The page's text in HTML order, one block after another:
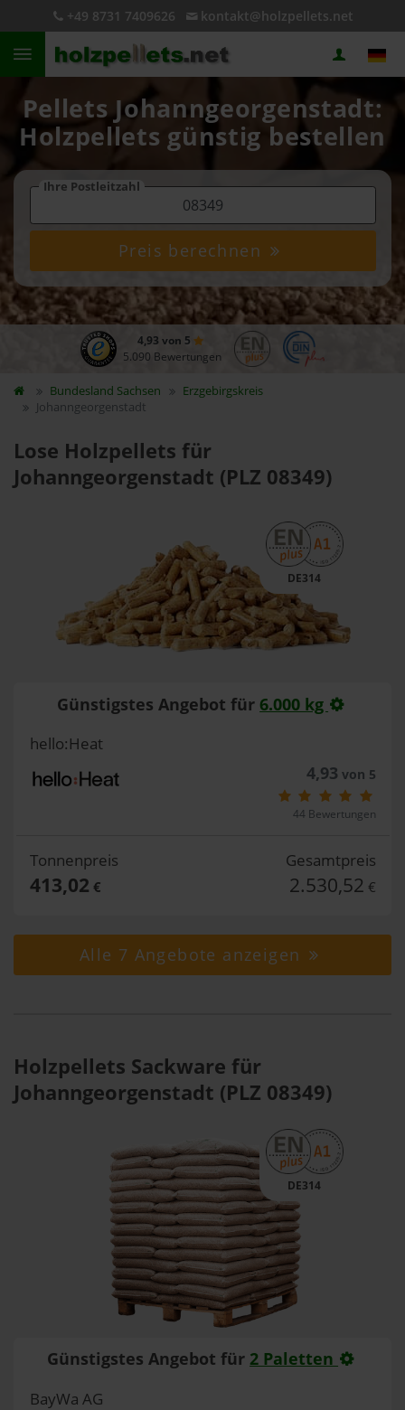
+49 8731 7409626 kontakt@holzpellets.net
Pellets Johanngeorgenstadt:
Holzpellets günstig bestellen
Ihre Postleitzahl
Preis berechnen
4,93 von 5
5.090 Bewertungen
Bundesland Sachsen
Erzgebirgskreis
Johanngeorgenstadt
Lose Holzpellets für
Johanngeorgenstadt (PLZ 08349)
DE314
Günstigstes Angebot für 6.000 kg
hello:Heat
4,93 von 5
44 Bewertungen
Tonnenpreis
413,02 €
Gesamtpreis
2.530,52 €
Alle 7 Angebote anzeigen
Holzpellets Sackware für
Johanngeorgenstadt (PLZ 08349)
DE314
Günstigstes Angebot für 2 Paletten
BayWa AG